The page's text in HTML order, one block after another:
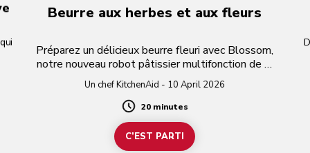
Beurre aux herbes et aux fleurs
Préparez un délicieux beurre fleuri avec Blossom,
notre nouveau robot pâtissier multifonction de la
collection Design Series.
Un chef KitchenAid - 10 April 2026
Duration
20 minutes
C’EST PARTI